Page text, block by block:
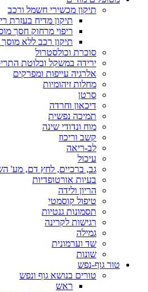
תיקון מכשירי חשמל ורכב
תיקון מדיח בעזרת
ריפוי מרחוק חסך
תיקון רכב ללא
סוכרת וכולסטרול
ירידה במשקל ובלוטת
אלרגיה עייפות ומפרקים
מחלות זיהומיות
סרטן
דיכאון וחרדה
תמיכה נפשית
מוח ונדודי שינה
קשב וריכוז
לב-ריאה
עיכול
גב, ברכיים, לחץ דם, מע'
בעיות אורטופדיות
הריון ולידה
טיפול קוסמטי
תסמונות גנטיות
רגישות לקרינה
גמילה
שד וערמונית
שונות
טור גוף-נפש
טורים בנושא גוף ונפש
ראש